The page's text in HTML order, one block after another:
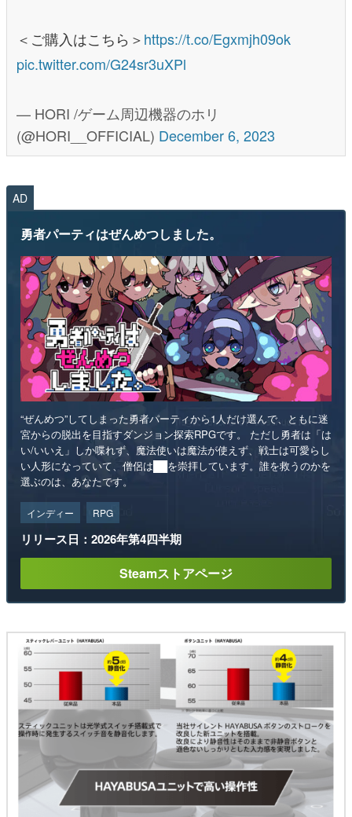
＜ご購入はこちら＞https://t.co/Egxmjh09ok
pic.twitter.com/G24sr3uXPl
— HORI /ゲーム周辺機器のホリ
(@HORI__OFFICIAL) December 6, 2023
AD
勇者パーティはぜんめつしました。
“ぜんめつ”してしまった勇者パーティから1人だけ選んで、ともに迷
宮からの脱出を目指すダンジョン探索RPGです。 ただし勇者は「は
い/いいえ」しか喋れず、魔法使いは魔法が使えず、戦士は可愛らし
い人形になっていて、僧侶は██を崇拝しています。誰を救うのかを
選ぶのは、あなたです。
インディー RPG
リリース日：2026年第4四半期
Steamストアページ